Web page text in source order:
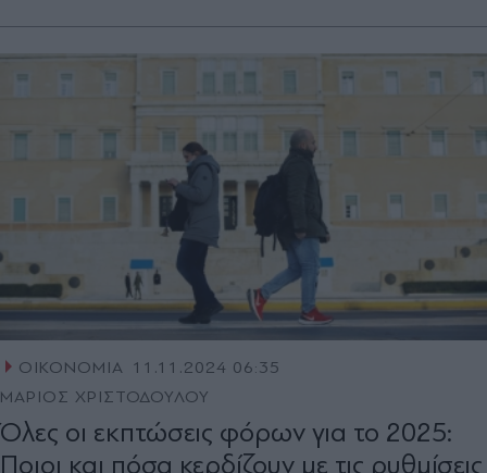
ΟΙΚΟΝΟΜΙΑ 11.11.2024 06:35
ΜΑΡΙΟΣ ΧΡΙΣΤΟΔΟΥΛΟΥ
Όλες οι εκπτώσεις φόρων για το 2025:
Ποιοι και πόσα κερδίζουν με τις ρυθμίσεις